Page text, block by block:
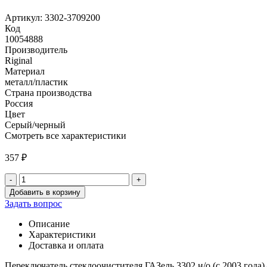
Артикул: 3302-3709200
Код
10054888
Производитель
Riginal
Материал
металл/пластик
Страна производства
Россия
Цвет
Серый/черный
Смотреть все характеристики
357 ₽
- +
Количество
товара
Переключатель
стеклоочистителя
ГАЗель
3302
Добавить в корзину
Задать вопрос
Описание
Характеристики
Доставка и оплата